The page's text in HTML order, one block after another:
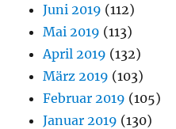
Juni 2019 (112)
Mai 2019 (113)
April 2019 (132)
März 2019 (103)
Februar 2019 (105)
Januar 2019 (130)